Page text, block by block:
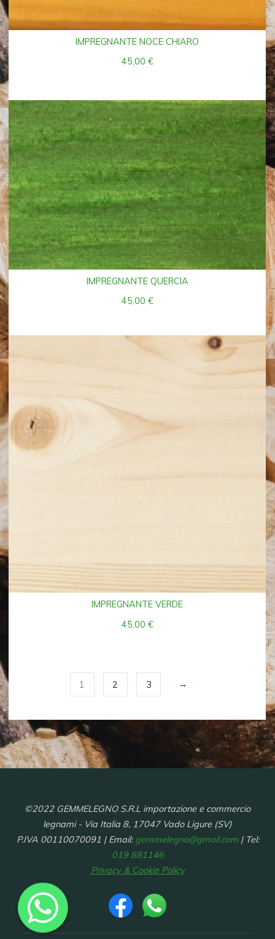
IMPREGNANTE NOCE CHIARO
45,00 €
IMPREGNANTE QUERCIA
45,00 €
IMPREGNANTE VERDE
45,00 €
1 2 3 →
©2022 GEMMELEGNO S.R.L importazione e commercio
legnami - Via Italia 8, 17047 Vado Ligure (SV)
P.IVA 00110070091 | Email: gemmelegno@gmail.com| Tel:
019 881146
Privacy & Cookie Policy